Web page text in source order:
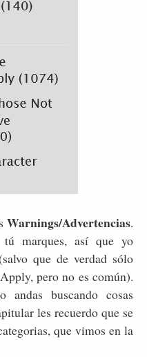
Warnings/Advertencias.
marques, así que yo
que de verdad sólo
pero no es común).
buscando cosas
les recuerdo que se
que vimos en la